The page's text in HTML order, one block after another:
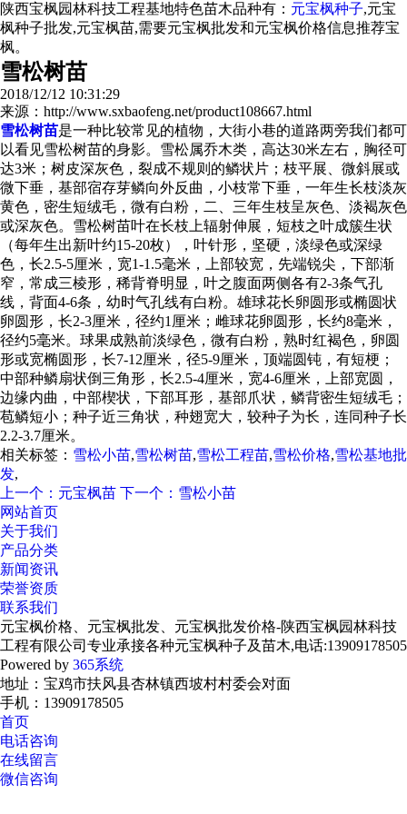
陕西宝枫园林科技工程基地特色苗木品种有： 元宝枫种子,元宝
枫种子批发,元宝枫苗,需要元宝枫批发和元宝枫价格信息推荐宝
枫。
雪松树苗
2018/12/12 10:31:29
来源：http://www.sxbaofeng.net/product108667.html
雪松树苗是一种比较常见的植物，大街小巷的道路两旁我们都可
以看见雪松树苗的身影。雪松属乔木类，高达30米左右，胸径可
达3米；树皮深灰色，裂成不规则的鳞状片；枝平展、微斜展或
微下垂，基部宿存芽鳞向外反曲，小枝常下垂，一年生长枝淡灰
黄色，密生短绒毛，微有白粉，二、三年生枝呈灰色、淡褐灰色
或深灰色。雪松树苗叶在长枝上辐射伸展，短枝之叶成簇生状
（每年生出新叶约15-20枚），叶针形，坚硬，淡绿色或深绿
色，长2.5-5厘米，宽1-1.5毫米，上部较宽，先端锐尖，下部渐
窄，常成三棱形，稀背脊明显，叶之腹面两侧各有2-3条气孔
线，背面4-6条，幼时气孔线有白粉。雄球花长卵圆形或椭圆状
卵圆形，长2-3厘米，径约1厘米；雌球花卵圆形，长约8毫米，
径约5毫米。球果成熟前淡绿色，微有白粉，熟时红褐色，卵圆
形或宽椭圆形，长7-12厘米，径5-9厘米，顶端圆钝，有短梗；
中部种鳞扇状倒三角形，长2.5-4厘米，宽4-6厘米，上部宽圆，
边缘内曲，中部楔状，下部耳形，基部爪状，鳞背密生短绒毛；
苞鳞短小；种子近三角状，种翅宽大，较种子为长，连同种子长
2.2-3.7厘米。
相关标签： 雪松小苗,雪松树苗,雪松工程苗,雪松价格,雪松基地批
发,
上一个：元宝枫苗 下一个：雪松小苗
网站首页
关于我们
产品分类
新闻资讯
荣誉资质
联系我们
元宝枫价格、元宝枫批发、元宝枫批发价格-陕西宝枫园林科技
工程有限公司专业承接各种元宝枫种子及苗木,电话:13909178505
Powered by 365系统
地址：宝鸡市扶风县杏林镇西坡村村委会对面
手机：13909178505
首页
电话咨询
在线留言
微信咨询